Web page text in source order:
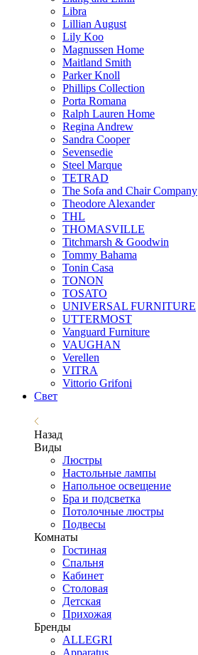
Libra
Lillian August
Lily Koo
Magnussen Home
Maitland Smith
Parker Knoll
Phillips Collection
Porta Romana
Ralph Lauren Home
Regina Andrew
Sandra Cooper
Sevensedie
Steel Marque
TETRAD
The Sofa and Chair Company
Theodore Alexander
THL
THOMASVILLE
Titchmarsh & Goodwin
Tommy Bahama
Tonin Casa
TONON
TOSATO
UNIVERSAL FURNITURE
UTTERMOST
Vanguard Furniture
VAUGHAN
Verellen
VITRA
Vittorio Grifoni
Свет
Назад
Виды
Люстры
Настольные лампы
Напольное освещение
Бра и подсветка
Потолочные люстры
Подвесы
Комнаты
Гостиная
Спальня
Кабинет
Столовая
Детская
Прихожая
Бренды
ALLEGRI
Apparatus